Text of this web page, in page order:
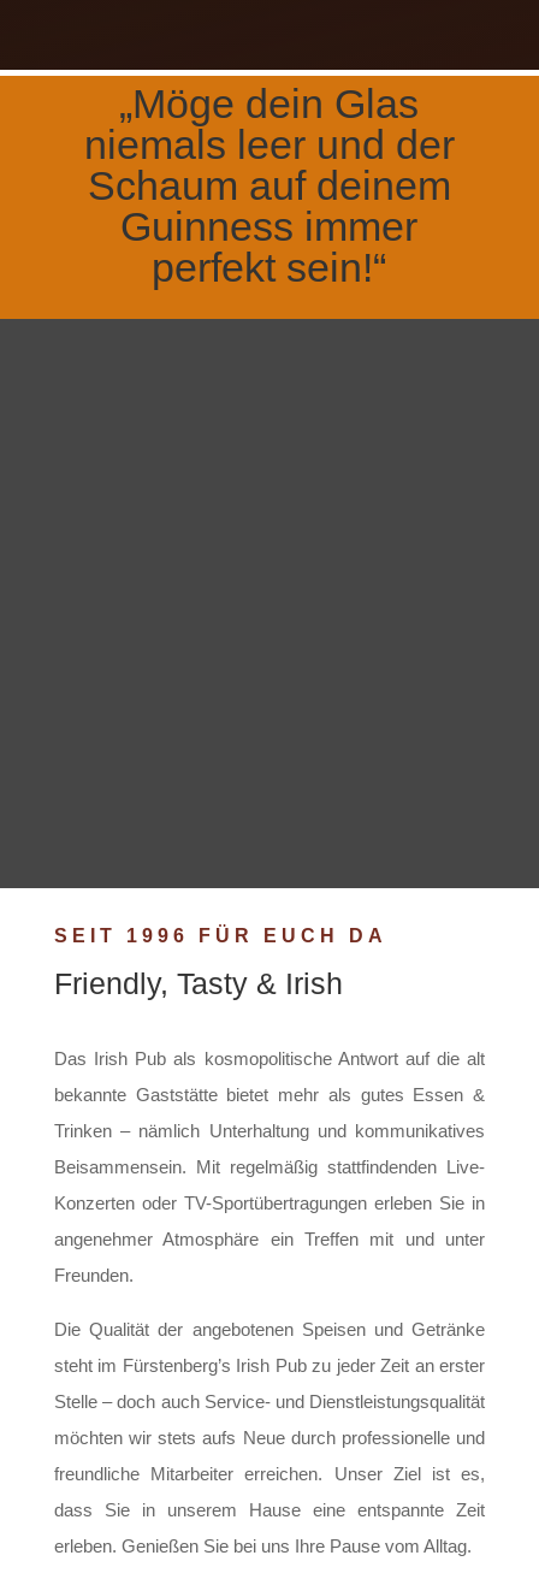
„Möge dein Glas
niemals leer und der
Schaum auf deinem
Guinness immer
perfekt sein!“
SEIT 1996 FÜR EUCH DA
Friendly, Tasty & Irish
Das Irish Pub als kosmopolitische Antwort auf die alt
bekannte Gaststätte bietet mehr als gutes Essen &
Trinken – nämlich Unterhaltung und kommunikatives
Beisammensein. Mit regelmäßig stattfindenden Live-
Konzerten oder TV-Sportübertragungen erleben Sie in
angenehmer Atmosphäre ein Treffen mit und unter
Freunden.
Die Qualität der angebotenen Speisen und Getränke
steht im Fürstenberg’s Irish Pub zu jeder Zeit an erster
Stelle – doch auch Service- und Dienstleistungsqualität
möchten wir stets aufs Neue durch professionelle und
freundliche Mitarbeiter erreichen. Unser Ziel ist es,
dass Sie in unserem Hause eine entspannte Zeit
erleben. Genießen Sie bei uns Ihre Pause vom Alltag.